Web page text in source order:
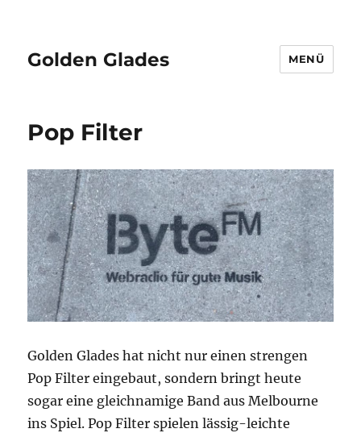
Golden Glades MENÜ
Pop Filter
Golden Glades hat nicht nur einen strengen
Pop Filter eingebaut, sondern bringt heute
sogar eine gleichnamige Band aus Melbourne
ins Spiel. Pop Filter spielen lässig-leichte